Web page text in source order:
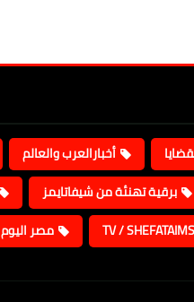
أخبارالعرب والعالم
برقية تهنئة من شيفاتايمز
مصر اليوم